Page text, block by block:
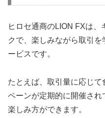
ヒロセ通商のLION FXは
クで、楽しみながら取引
ービスです。
たとえば、取引量に応じ
ペーンが定期的に開催され
楽しみ方ができます。